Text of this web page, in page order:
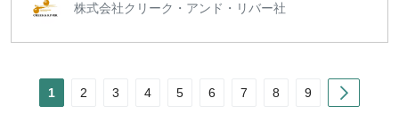
株式会社クリーク・アンド・リバー社
1 2 3 4 5 6 7 8 9